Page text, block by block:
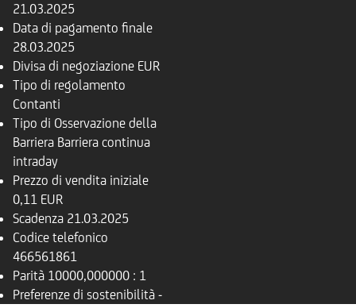
21.03.2025
Data di pagamento finale
28.03.2025
Divisa di negoziazione EUR
Tipo di regolamento
Contanti
Tipo di Osservazione della
Barriera Barriera continua
intraday
Prezzo di vendita iniziale
0,11 EUR
Scadenza 21.03.2025
Codice telefonico
466561861
Parità 10000,000000 : 1
Preferenze di sostenibilità -